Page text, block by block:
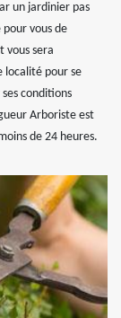
un jardinier pas
vous de
vous sera
localité pour se
conditions
Arboriste est
de 24 heures.